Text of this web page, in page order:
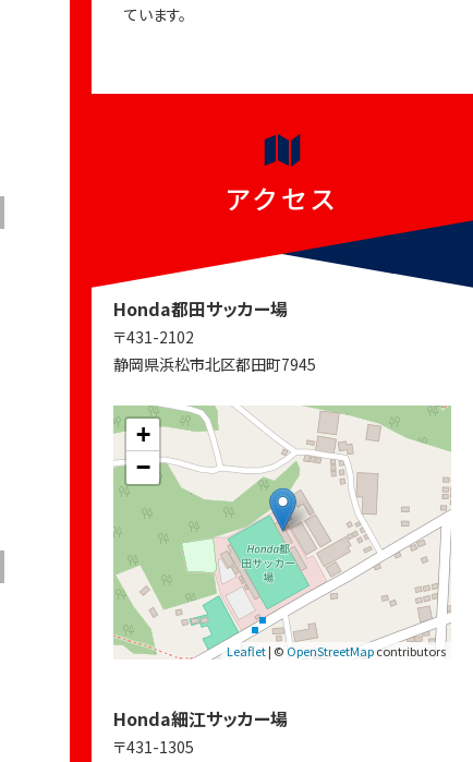
ています。
アクセス
Honda都田サッカー場
〒431-2102
静岡県浜松市北区都田町7945
+
−
Leaflet| © OpenStreetMapcontributors
Honda細江サッカー場
〒431-1305